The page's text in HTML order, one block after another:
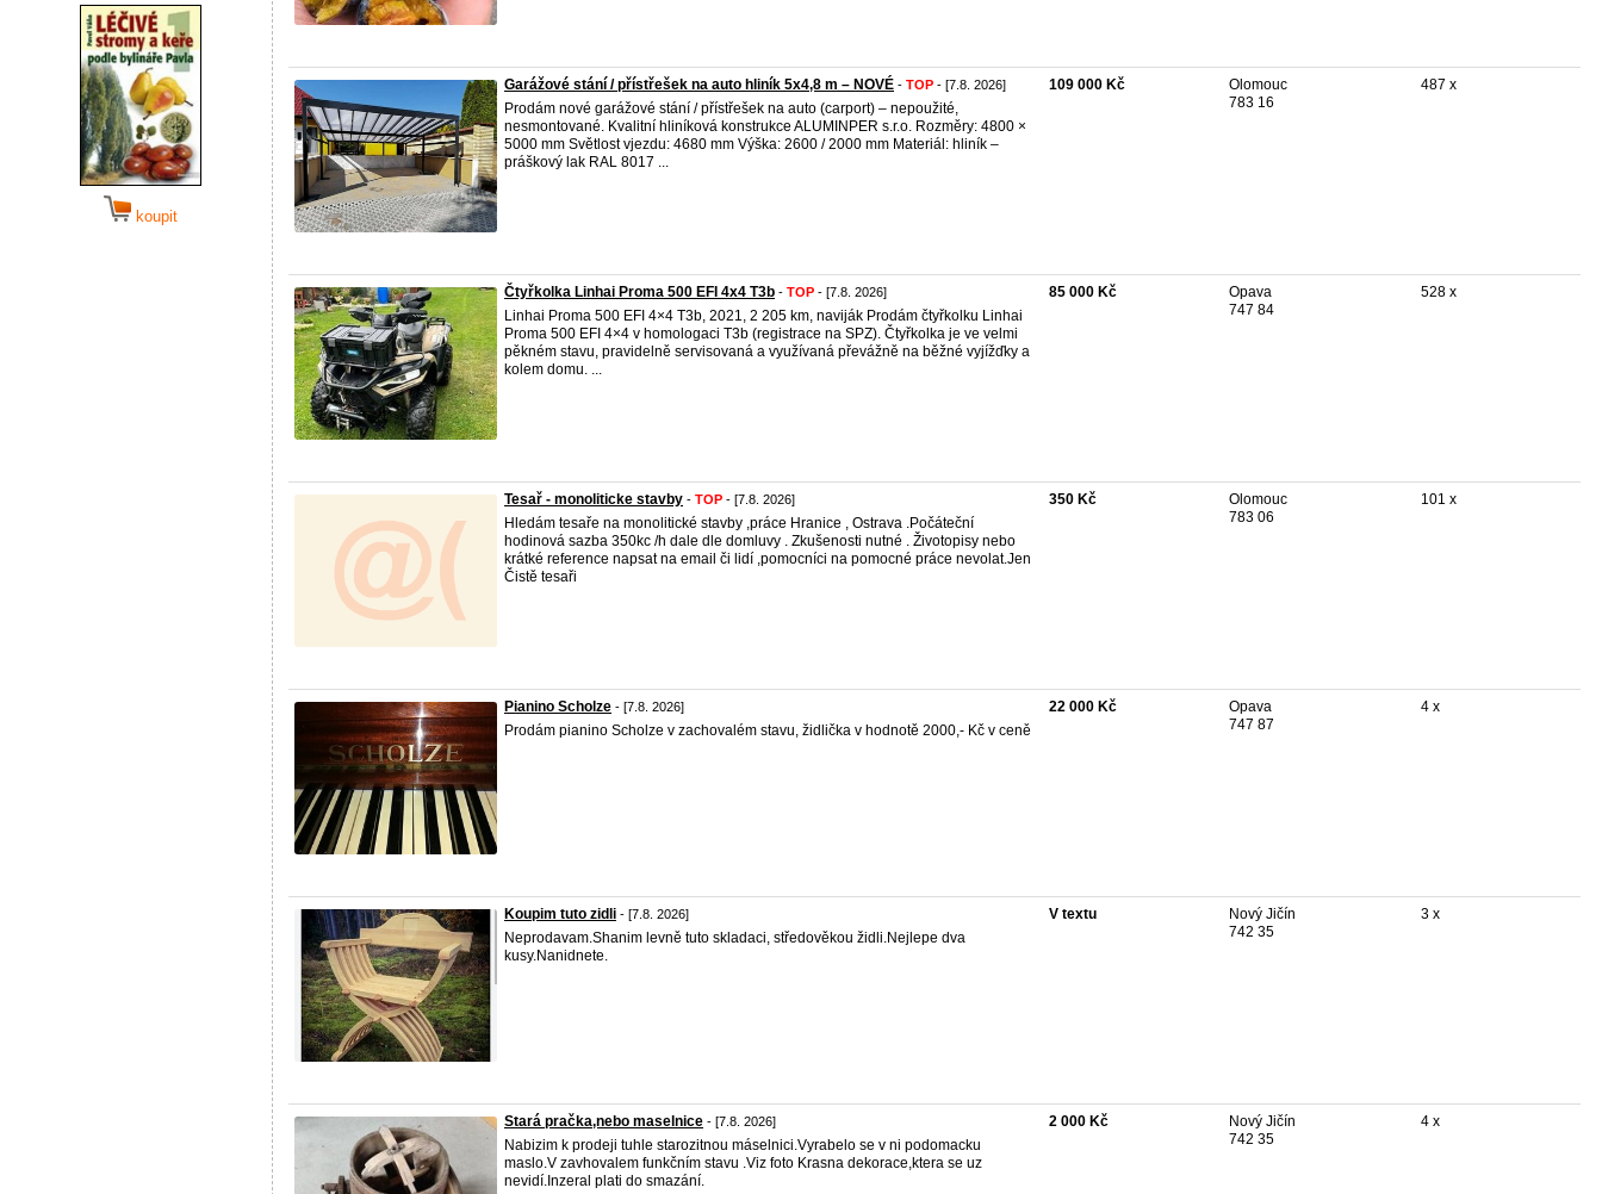
koupit
Garážové stání / přístřešek na auto hliník 5x4,8 m – NOVÉ - TOP - [7.8. 2026]
Prodám nové garážové stání / přístřešek na auto (carport) – nepoužité,
nesmontované. Kvalitní hliníková konstrukce ALUMINPER s.r.o. Rozměry: 4800 ×
5000 mm Světlost vjezdu: 4680 mm Výška: 2600 / 2000 mm Materiál: hliník –
práškový lak RAL 8017 ...
109 000 Kč
Olomouc
783 16
487 x
Čtyřkolka Linhai Proma 500 EFI 4x4 T3b - TOP - [7.8. 2026]
Linhai Proma 500 EFI 4×4 T3b, 2021, 2 205 km, naviják Prodám čtyřkolku Linhai
Proma 500 EFI 4×4 v homologaci T3b (registrace na SPZ). Čtyřkolka je ve velmi
pěkném stavu, pravidelně servisovaná a využívaná převážně na běžné vyjížďky a
kolem domu. ...
85 000 Kč
Opava
747 84
528 x
Tesař - monoliticke stavby - TOP - [7.8. 2026]
Hledám tesaře na monolitické stavby ,práce Hranice , Ostrava .Počáteční
hodinová sazba 350kc /h dale dle domluvy . Zkušenosti nutné . Životopisy nebo
krátké reference napsat na email či lidí ,pomocníci na pomocné práce nevolat.Jen
Čistě tesaři
350 Kč
Olomouc
783 06
101 x
Pianino Scholze - [7.8. 2026]
Prodám pianino Scholze v zachovalém stavu, židlička v hodnotě 2000,- Kč v ceně
22 000 Kč
Opava
747 87
4 x
Koupim tuto zidli - [7.8. 2026]
Neprodavam.Shanim levně tuto skladaci, středověkou židli.Nejlepe dva
kusy.Nanidnete.
V textu
Nový Jičín
742 35
3 x
Stará pračka,nebo maselnice - [7.8. 2026]
Nabizim k prodeji tuhle starozitnou máselnici.Vyrabelo se v ni podomacku
maslo.V zavhovalem funkčním stavu .Viz foto Krasna dekorace,ktera se uz
nevidí.Inzeral plati do smazání.
2 000 Kč
Nový Jičín
742 35
4 x